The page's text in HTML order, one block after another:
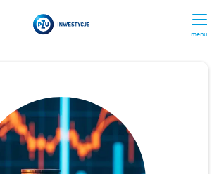
menu